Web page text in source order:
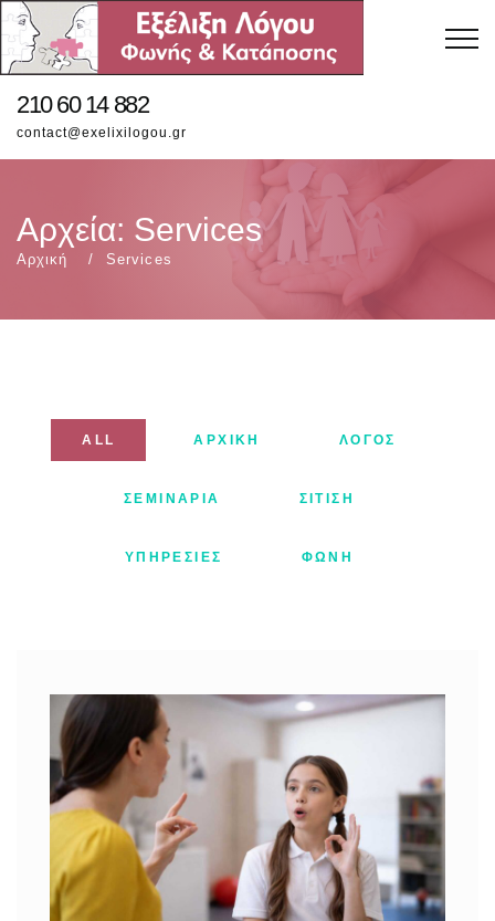
210 60 14 882
contact@exelixilogou.gr
Αρχεία: Services
Αρχική Services
ALL ΑΡΧΙΚΉ ΛΌΓΟΣ
ΣΕΜΙΝΆΡΙΑ ΣΊΤΙΣΗ
ΥΠΗΡΕΣΊΕΣ ΦΩΝΉ